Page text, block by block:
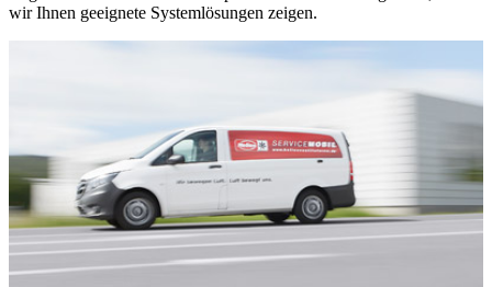
wir Ihnen geeignete Systemlösungen zeigen.